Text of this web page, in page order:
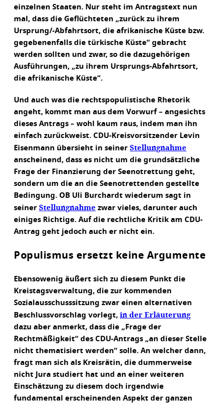
einzelnen Staaten. Nur steht im Antragstext nun
mal, dass die Geflüchteten „zurück zu ihrem
Ursprung/-Abfahrtsort, die afrikanische Küste bzw.
gegebenenfalls die türkische Küste“ gebracht
werden sollten und zwar, so die dazugehörigen
Ausführungen, „zu ihrem Ursprungs-Abfahrtsort,
die afrikanische Küste“.
Und auch was die rechtspopulistische Rhetorik
angeht, kommt man aus dem Vorwurf – angesichts
dieses Antrags – wohl kaum raus, indem man ihn
einfach zurückweist. CDU-Kreisvorsitzender Levin
Eisenmann übersieht in seiner Stellungnahme
anscheinend, dass es nicht um die grundsätzliche
Frage der Finanzierung der Seenotrettung geht,
sondern um die an die Seenotrettenden gestellte
Bedingung. OB Uli Burchardt wiederum sagt in
seiner Stellungnahme zwar vieles, darunter auch
einiges Richtige. Auf die rechtliche Kritik am CDU-
Antrag geht jedoch auch er nicht ein.
Populismus ersetzt keine Argumente
Ebensowenig äußert sich zu diesem Punkt die
Kreistagsverwaltung, die zur kommenden
Sozialausschusssitzung zwar einen alternativen
Beschlussvorschlag vorlegt, in der Erläuterung
dazu aber anmerkt, dass die „Frage der
Rechtmäßigkeit“ des CDU-Antrags „an dieser Stelle
nicht thematisiert werden“ solle. An welcher dann,
fragt man sich als Kreisrätin, die dummerweise
nicht Jura studiert hat und an einer weiteren
Einschätzung zu diesem doch irgendwie
fundamental erscheinenden Aspekt der ganzen